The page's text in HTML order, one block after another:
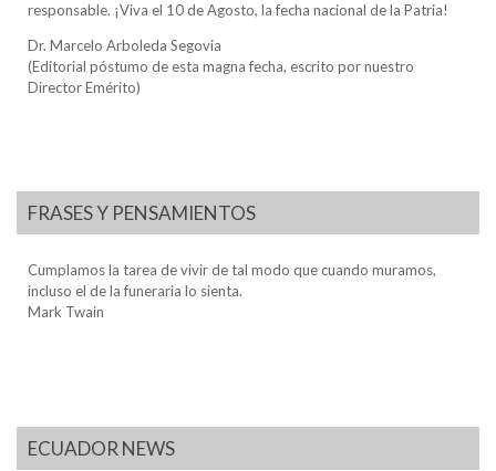
responsable. ¡Viva el 10 de Agosto, la fecha nacional de la Patria!
Dr. Marcelo Arboleda Segovia
(Editorial póstumo de esta magna fecha, escrito por nuestro
Director Emérito)
FRASES Y PENSAMIENTOS
Cumplamos la tarea de vivir de tal modo que cuando muramos,
incluso el de la funeraria lo sienta.
Mark Twain
ECUADOR NEWS